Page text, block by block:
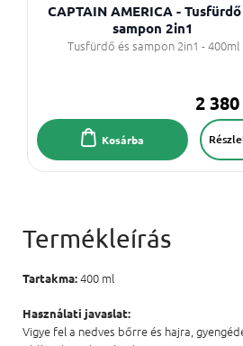
CAPTAIN AMERICA -
sampon 2in1
Tusfürdő és sampon 2in1 - 400ml
2
Kosárba
Tartakma:400 ml
Használati javaslat:
Vigye fel a nedves bőrre és hajra,